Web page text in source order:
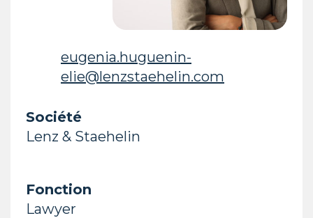
eugenia.huguenin-
elie@lenzstaehelin.com
Société
Lenz & Staehelin
Fonction
Lawyer